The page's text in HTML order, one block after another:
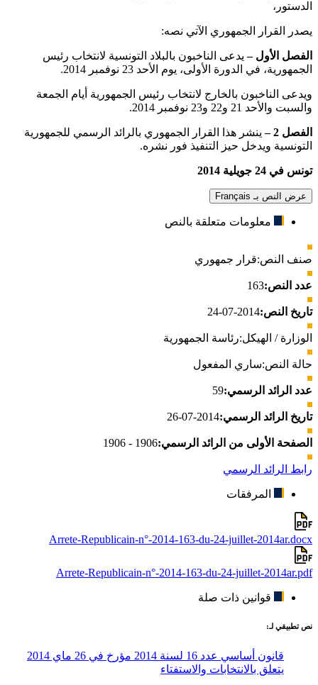
الدستور،
يصدر القرار الجمهوري الآتي نصه:
الفصل الأول –يدعى الناخبون بالبلاد التونسية لانتخاب رئيس
الجمهورية، في الدورة الأولى، يوم الأحد 23 نوفمبر 2014.
ويدعى الناخبون بالخارج لانتخاب رئيس الجمهورية أيام الجمعة
والسبت والأحد 21 و22 و23 نوفمبر 2014.
الفصل 2 –ينشر هذا القرار الجمهوري بالرائد الرسمي للجمهورية
التونسية ويدخل حيز التنفيذ فور نشره.
تونس في 24 جويلية 2014
عرض النص بـ Français
معلومات متعلقة بالنص
صنف النص:قرار جمهوري
عدد النص:163
تاريخ النص:2014-07-24
الوزارة / الهيكل:رئاسة الجمهورية
حالة النص:ساري المفعول
عدد الرائد الرسمي:59
تاريخ الرائد الرسمي:2014-07-26
الصفحة الأولى من الرائد الرسمي:1906 - 1906
رابط الرائد الرسمي
المرفقات
Arrete-Republicain-n°-2014-163-du-24-juillet-2014ar.docx
Arrete-Republicain-n°-2014-163-du-24-juillet-2014ar.pdf
قوانين ذات صلة
نص تطبيقي لـ:
قانون أساسي عدد 16 لسنة 2014 مؤرخ في 26 ماي 2014
يتعلق بالانتخابات والاستفتاء